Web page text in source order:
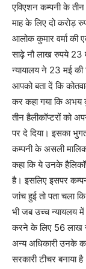
एविएशन कम्पनी के तीन
माह के लिए दो करोड़
आलोक कुमार वर्मा की
साढ़े नौ लाख रुपये 23
न्यायालय ने 23 मई की
आपको बता दें कि
कर कहा गया कि अभय
तीन हैलीकॉप्टरों को
पर दे दिया। इसका
कम्पनी के असली
कहा कि ये उनके
है। इसलिए इसपर
जांच हुई तो पता चला
भी जब उच्च न्यायलय में
करने के लिए 56 लाख
अन्य अधिकारी उनके
सरकारी टीचर बनाया